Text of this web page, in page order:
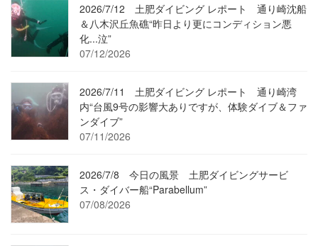
2026/7/12 土肥ダイビング レポート 通り崎沈船
＆八木沢丘魚礁“昨日より更にコンディション悪
化...泣”
07/12/2026
2026/7/11 土肥ダイビング レポート 通り崎湾
内“台風9号の影響大ありですが、体験ダイブ＆ファ
ンダイブ”
07/11/2026
2026/7/8 今日の風景 土肥ダイビングサービ
ス・ダイバー船“Parabellum”
07/08/2026